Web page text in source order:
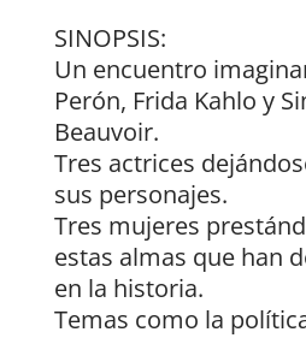
SINOPSIS:
Un encuentro
Perón, Frida Kahlo y
Beauvoir.
Tres actrices
sus personajes.
Tres mujeres
estas almas que han
en la historia.
Temas como la